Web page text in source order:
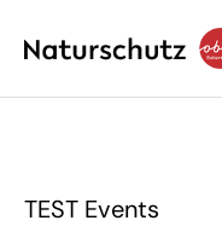
TEST Events